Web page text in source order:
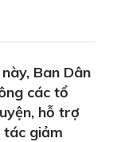
Ban Dân
các tổ
hỗ trợ
tác giảm